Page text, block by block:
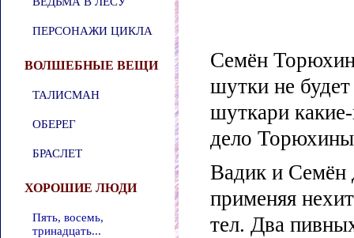
ПЕРСОНАЖИ ЦИКЛА
ВОЛШЕБНЫЕ ВЕЩИ
ТАЛИСМАН
ОБЕРЕГ
БРАСЛЕТ
ХОРОШИЕ ЛЮДИ
Пять, восемь,
тринадцать...
Семён
шутки не
шуткари
дело
Вадик и Семён
применяя
тел. Два